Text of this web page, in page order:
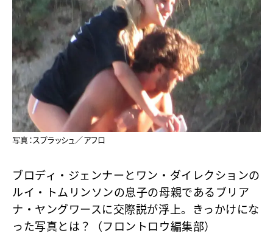
写真：スプラッシュ／アフロ
ブロディ・ジェンナーとワン・ダイレクションの
ルイ・トムリンソンの息子の母親であるブリア
ナ・ヤングワースに交際説が浮上。きっかけにな
った写真とは？（フロントロウ編集部）